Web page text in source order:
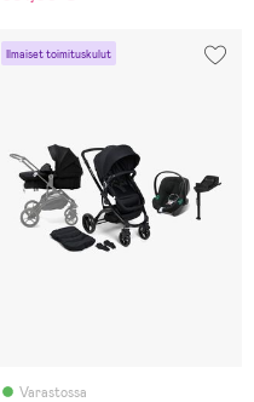
Ilmaiset toimituskulut
Varastossa